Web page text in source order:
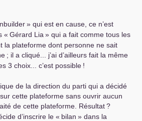
» qui est en cause, ce n’est
« Gérard Lia » qui a fait comme tous les
la plateforme dont personne ne sait
; il a cliqué... j’ai d’ailleurs fait la même
3 choix... c’est possible !
de la direction du parti qui a décidé
cette plateforme sans ouvrir aucun
de cette plateforme. Résultat?
d’inscrire le « bilan » dans la